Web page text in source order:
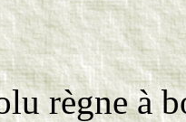
règne à